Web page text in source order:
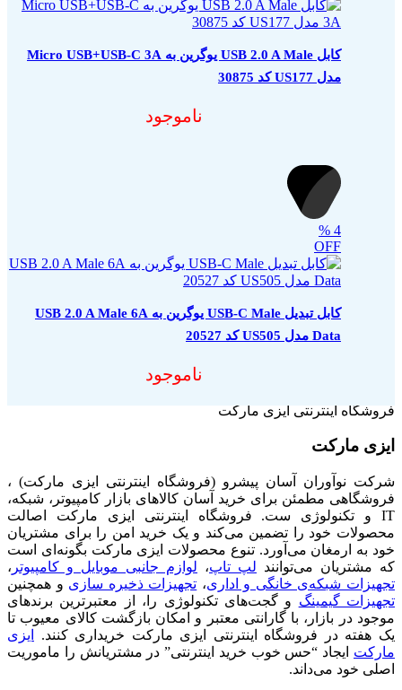
کابل USB 2.0 A Male یوگرین به Micro USB+USB-C 3A
مدل US177 کد 30875
ناموجود
4
%
OFF
کابل تبدیل USB-C Male یوگرین به USB 2.0 A Male 6A
Data مدل US505 کد 20527
ناموجود
فروشگاه اینترنتی ایزی مارکت
ایزی مارکت
شرکت نوآوران آسان پیشرو (فروشگاه اینترنتی ایزی مارکت) ،
فروشگاهی مطمئن برای خرید آسان کالاهای بازار کامپیوتر، شبکه،
IT و تکنولوژی ست. فروشگاه اینترنتی ایزی مارکت اصالت
محصولات خود را تضمین می‌کند و یک خرید امن را برای مشتریان
خود به ارمغان می‌آورد. تنوع محصولات ایزی مارکت بگونه‌ای است
که مشتریان می‌توانند لپ تاپ، لوازم جانبی موبایل و کامپیوتر ،
تجهیزات شبکه‌ی خانگی و اداری، تجهیزات ذخیره سازی و همچنین
تجهیزات گیمینگ و گجت‌های تکنولوژی را، از معتبرترین برندهای
موجود در بازار، با گارانتی معتبر و امکان بازگشت کالای معیوب تا
یک هفته در فروشگاه اینترنتی ایزی مارکت خریداری کنند.
ایزی
مارکت ایجاد “حس خوب خرید اینترنتی” در مشتریانش را ماموریت
اصلی خود می‌داند.